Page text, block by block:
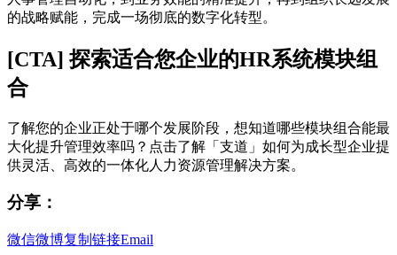
的战略赋能，完成一场彻底的数字化转型。
[CTA] 探索适合您企业的HR系统模块组
合
了解您的企业正处于哪个发展阶段，想知道哪些模块组合能最
大化提升管理效率吗？点击了解「支道」如何为成长型企业提
供灵活、高效的一体化人力资源管理解决方案。
分享：
微信微博复制链接Email